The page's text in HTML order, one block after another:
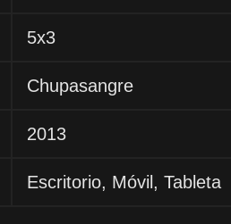
5x3
Chupasangre
2013
Escritorio, Móvil, Tableta